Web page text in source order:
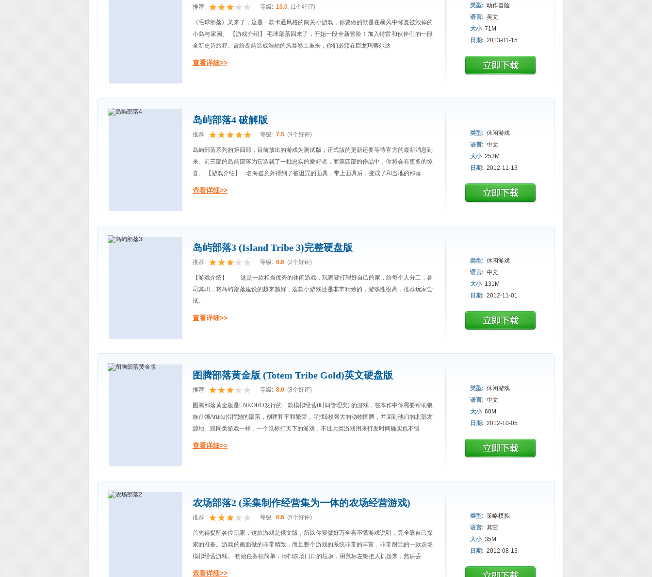
推荐: 等级: 10.0 (1个好评)
《毛球部落》又来了，这是一款卡通风格的闯关小游戏，你要做的就是在暴风中修复被毁掉的
小岛与家园。 【游戏介绍】 毛球部落回来了，开始一段全新冒险！加入特雷和伙伴们的一段
全新史诗旅程。曾给岛屿造成浩劫的风暴卷土重来，你们必须在巨龙玛蒂尔达
查看详细>>
类型: 动作冒险
语言: 英文
大小 71M
日期: 2013-01-15
岛屿部落4 破解版
推荐: 等级: 7.5 (9个好评)
岛屿部落系列的第四部，目前放出的游戏为测试版，正式版的更新还要等待官方的最新消息到
来。前三部的岛屿部落为它造就了一批忠实的爱好者，而第四部的作品中，你将会有更多的惊
喜。 【游戏介绍】一名海盗意外得到了被诅咒的面具，带上面具后，变成了和当地的部落
查看详细>>
类型: 休闲游戏
语言: 中文
大小 253M
日期: 2012-11-13
岛屿部落3 (Island Tribe 3)完整硬盘版
推荐: 等级: 6.6 (2个好评)
【游戏介绍】 这是一款相当优秀的休闲游戏，玩家要打理好自己的家，给每个人分工，各
司其职，将岛屿部落建设的越来越好，这款小游戏还是非常精致的，游戏性很高，推荐玩家尝
试。
查看详细>>
类型: 休闲游戏
语言: 中文
大小 131M
日期: 2012-11-01
图腾部落黄金版 (Totem Tribe Gold)英文硬盘版
推荐: 等级: 8.0 (8个好评)
图腾部落黄金版是ENKORD发行的一款模拟经营(时间管理类) 的游戏，在本作中你需要帮助狼
族首领Aruku指挥她的部落，创建和平和繁荣，寻找6枚强大的动物图腾，并回到他们的北部发
源地。跟同类游戏一样，一个鼠标打天下的游戏，不过此类游戏用来打发时间确实也不错
查看详细>>
类型: 休闲游戏
语言: 中文
大小 60M
日期: 2012-10-05
农场部落2 (采集制作经营集为一体的农场经营游戏)
推荐: 等级: 6.6 (6个好评)
首先得提醒各位玩家，这款游戏是俄文版，所以你要做好万全看不懂游戏说明，完全靠自己探
索的准备。游戏的画面做的非常精致，而且整个游戏的系统非常的丰富，非常耐玩的一款农场
模拟经营游戏。 初始任务很简单，清扫农场门口的垃圾，用鼠标左键把人抓起来，然后丢
查看详细>>
类型: 策略模拟
语言: 其它
大小 35M
日期: 2012-08-13